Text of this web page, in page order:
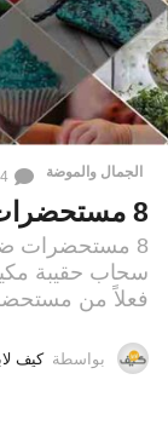
الجمال والموضة 4
8 مستحضرات ضرورية في حقيبة مكياجك
8 مستحضرات
سحاب حقيبة
فعلاً من
بواسطة كيف